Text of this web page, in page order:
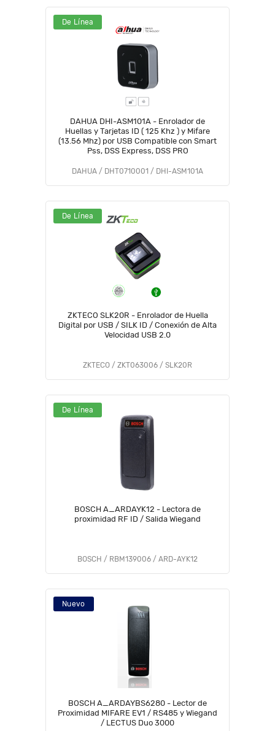
De Línea
DAHUA DHI-ASM101A - Enrolador de
Huellas y Tarjetas ID ( 125 Khz ) y Mifare
(13.56 Mhz) por USB Compatible con Smart
Pss, DSS Express, DSS PRO
DAHUA / DHT0710001 / DHI-ASM101A
De Línea
ZKTECO SLK20R - Enrolador de Huella
Digital por USB / SILK ID / Conexión de Alta
Velocidad USB 2.0
ZKTECO / ZKT063006 / SLK20R
De Línea
BOSCH A_ARDAYK12 - Lectora de
proximidad RF ID / Salida Wiegand
BOSCH / RBM139006 / ARD-AYK12
Nuevo
BOSCH A_ARDAYBS6280 - Lector de
Proximidad MIFARE EV1 / RS485 y Wiegand
/ LECTUS Duo 3000